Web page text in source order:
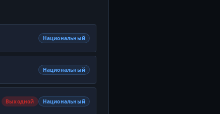
Национальный
Национальный
Выходной Национальный